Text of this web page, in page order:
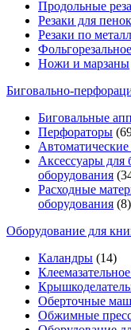
Продольные
Резаки для
Резаки по
Ножи и марзаны
Биговально-
Биговальные
Перфораторы
Аксессуары для
оборудования
Расходные
оборудования (8)
Оборудование для
Каландры (14)
Оберточные
Обжимные